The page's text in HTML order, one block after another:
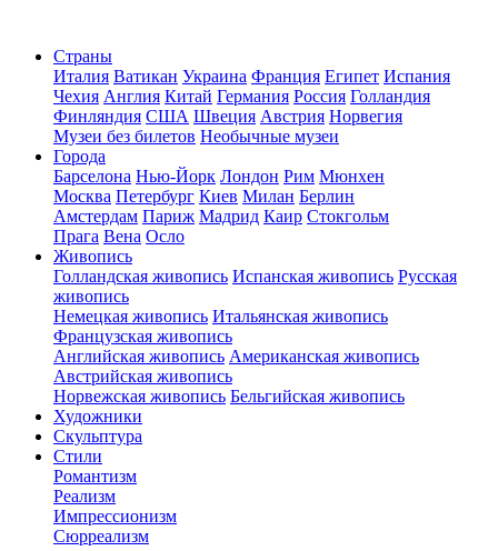
Страны
Италия Ватикан Украина Франция Египет Испания
Чехия Англия Китай Германия Россия Голландия
Финляндия США Швеция Австрия Норвегия
Музеи без билетов Необычные музеи
Города
Барселона Нью-Йорк Лондон Рим Мюнхен
Москва Петербург Киев Милан Берлин
Амстердам Париж Мадрид Каир Стокгольм
Прага Вена Осло
Живопись
Голландская живопись Испанская живопись Русская
живопись
Немецкая живопись Итальянская живопись
Французская живопись
Английская живопись Американская живопись
Австрийская живопись
Норвежская живопись Бельгийская живопись
Художники
Скульптура
Стили
Романтизм
Реализм
Импрессионизм
Сюрреализм